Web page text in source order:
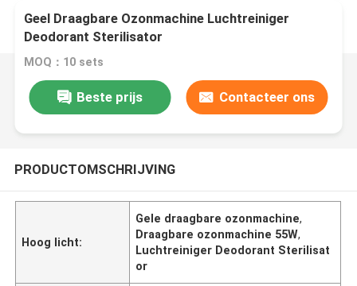
Geel Draagbare Ozonmachine Luchtreiniger
Deodorant Sterilisator
MOQ：10 sets
Beste prijs Contacteer ons
PRODUCTOMSCHRIJVING
Hoog licht:
Gele draagbare ozonmachine,
Draagbare ozonmachine 55W,
Luchtreiniger Deodorant Sterilisat
or